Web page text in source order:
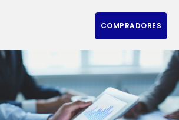
COMPRADORES